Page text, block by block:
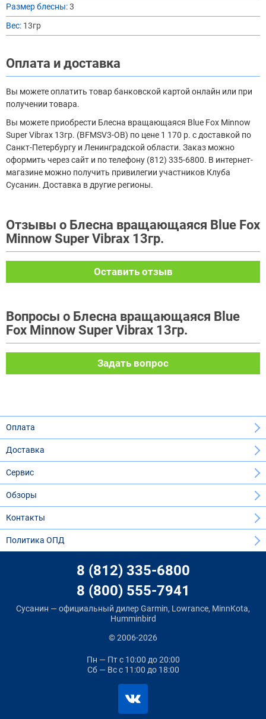
Размер блесны:3
Вес: 13гр
Оплата и доставка
Вы можете оплатить товар банковской картой онлайн или при
получении товара.
Вы можете приобрести Блесна вращающаяся Blue Fox Minnow
Super Vibrax 13гр. (BFMSV3-OB) по цене 1 170 р. с доставкой по
Санкт-Петербургу и Ленинградской области. Заказ можно
оформить через сайт и по телефону (812) 335-6800. В интернет-
магазине можно получить привилегии участников Клуба
Сусанин. Доставка в другие регионы.
Отзывы о Блесна вращающаяся Blue Fox
Minnow Super Vibrax 13гр.
Оставить отзыв
Вопросы о Блесна вращающаяся Blue
Fox Minnow Super Vibrax 13гр.
Задать вопрос
Оплата
Доставка
Сервис
Обзоры
Контакты
Политика ОПД
8 (812) 335-6800
8 (800) 555-7941
Сусанин — официальный дилер Garmin, Lowrance, MinnKota,
Humminbird
© 2006-2026
Пн — Птс 10:00 до 20:00
Сб — Всс 11:00 до 18:00